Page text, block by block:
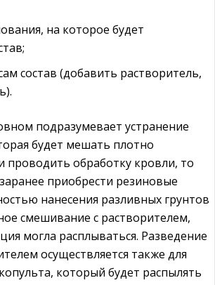
на которое будет
состав (добавить растворитель,
подразумевает устранение
будет мешать плотно
проводить обработку кровли, то
приобрести резиновые
нанесения разливных грунтов
смешивание с растворителем,
могла расплываться. Разведение
осуществляется также для
который будет распылять